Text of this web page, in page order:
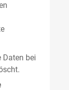
Daten bei